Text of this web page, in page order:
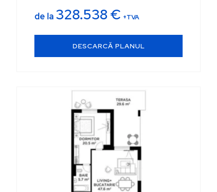
de la 328.538€ +TVA
DESCARCĂ PLANUL